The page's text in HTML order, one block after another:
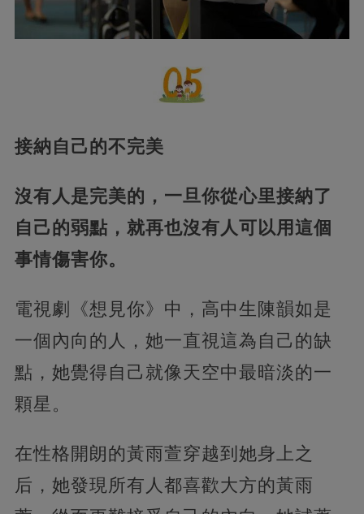
接納自己的不完美
沒有人是完美的，一旦你從心里接納了
自己的弱點，就再也沒有人可以用這個
事情傷害你。
電視劇《想見你》中，高中生陳韻如是
一個內向的人，她一直視這為自己的缺
點，她覺得自己就像天空中最暗淡的一
顆星。
在性格開朗的黃雨萱穿越到她身上之
后，她發現所有人都喜歡大方的黃雨